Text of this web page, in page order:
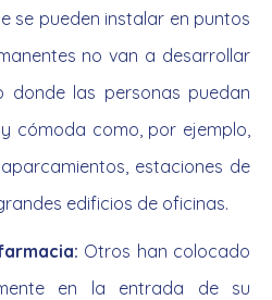
se pueden instalar en puntos
no van a desarrollar
donde las personas puedan
cómoda como, por ejemplo,
estaciones de
edificios de oficinas.
Otros han colocado
en la entrada de su